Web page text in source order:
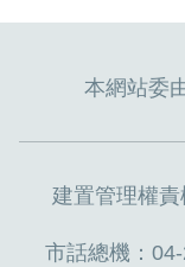
本網站委
建置管理權
市話總機：